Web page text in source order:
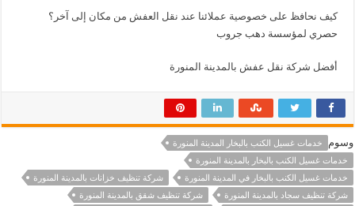
كيف نحافظ على خصوصية عملائنا عند نقل العفش من مكان إلى آخر؟
حصري لمؤسسة دهب جروب
أفضل شركة نقل عفش بالمدينة المنورة
وسوم
خدمات غسيل الكنب بالبخار المدينة المنورة
خدمات غسيل الكنب بالبخار بالمدينة المنورة
خدمات غسيل الكنب بالبخار في المدينة المنورة
شركة تنظيف خزانات بالمدينة المنورة
شركة تنظيف سجاد بالمدينة المنورة
شركة تنظيف شقق بالمدينة المنورة